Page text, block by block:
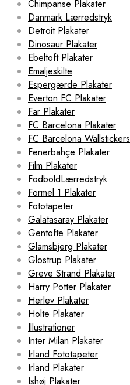
Chimpanse Plakater
Danmark Lærredstryk
Detroit Plakater
Dinosaur Plakater
Ebeltoft Plakater
Emaljeskilte
Espergærde Plakater
Everton FC Plakater
Far Plakater
FC Barcelona Plakater
FC Barcelona Wallstickers
Fenerbahçe Plakater
Film Plakater
FodboldLærredstryk
Formel 1 Plakater
Fototapeter
Galatasaray Plakater
Gentofte Plakater
Glamsbjerg Plakater
Glostrup Plakater
Greve Strand Plakater
Harry Potter Plakater
Herlev Plakater
Holte Plakater
Illustrationer
Inter Milan Plakater
Irland Fototapeter
Irland Plakater
Ishøj Plakater